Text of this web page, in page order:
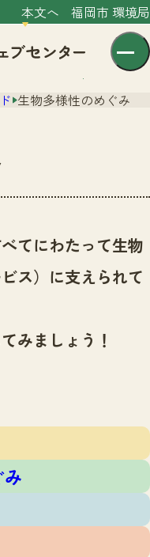
本文へ 福岡市 環境局
生物多様性のめぐみ
てにわたって生物
ス）に支えられて
みましょう！